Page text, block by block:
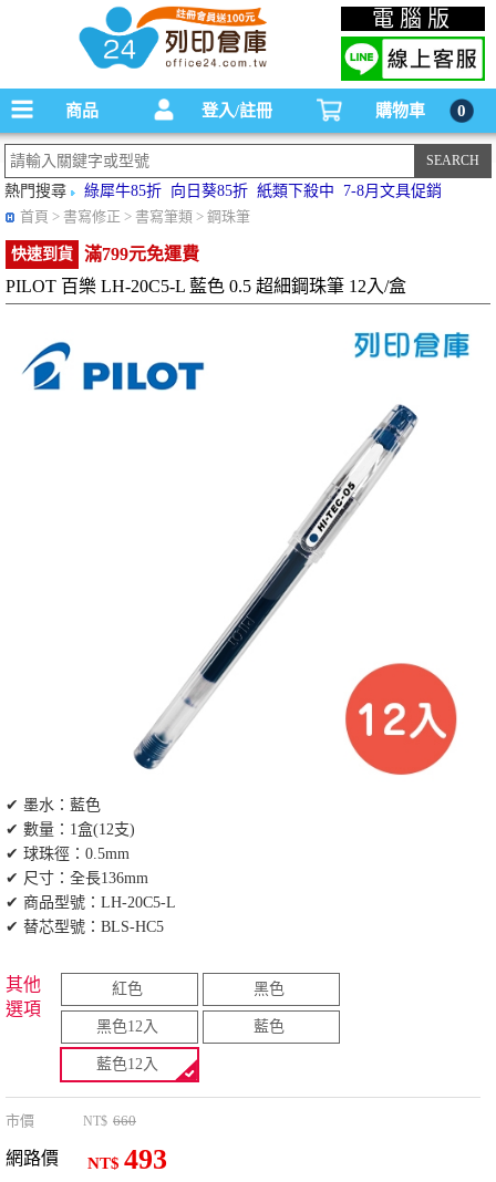
碳粉匣，墨水匣,原廠碳粉匣，副廠碳粉匣，環保碳粉匣,連續供墨印表機-office24列印
倉庫線上購物手機版
電腦版
商品 登入/註冊 購物車 0
熱門搜尋 綠犀牛85折 向日葵85折 紙類下殺中
7-8月文具促銷
首頁 > 書寫修正 > 書寫筆類 > 鋼珠筆
快速到貨
滿799元免運費
PILOT 百樂 LH-20C5-L 藍色 0.5 超細鋼珠筆 12入/盒
✔ 墨水：藍色
✔ 數量：1盒(12支)
✔ 球珠徑：0.5mm
✔ 尺寸：全長136mm
✔ 商品型號：LH-20C5-L
✔ 替芯型號：BLS-HC5
其他
選項
紅色 黑色
黑色12入 藍色
藍色12入
市價 NT$ 660
網路價 NT$ 493